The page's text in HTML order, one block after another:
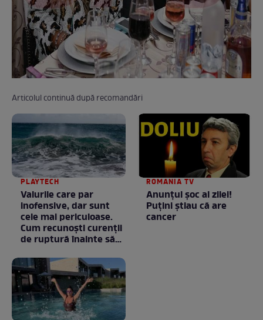
Articolul continuă după recomandări
PLAYTECH
Valurile care par
inofensive, dar sunt
cele mai periculoase.
Cum recunoști curenții
de ruptură înainte să
ROMANIA TV
Anunţul şoc al zilei!
Puţini ştiau că are
cancer